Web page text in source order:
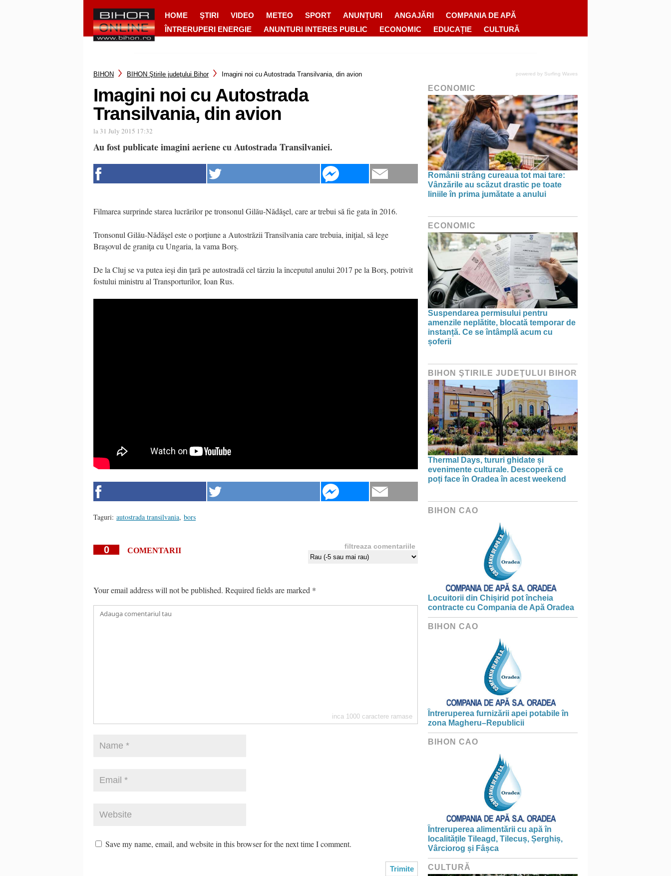
HOME ŞTIRI VIDEO METEO SPORT ANUNȚURI ANGAJĂRI
COMPANIA DE APĂ
ÎNTRERUPERI ENERGIE
ANUNTURI INTERES PUBLIC ECONOMIC EDUCAȚIE CULTURĂ
BIHON BIHON Ştirile judeţului Bihor Imagini noi cu Autostrada Transilvania, din avion
Imagini noi cu Autostrada
Transilvania, din avion
la 31 July 2015 17:32
Au fost publicate imagini aeriene cu Autostrada Transilvaniei.
Filmarea surprinde starea lucrărilor pe tronsonul Gilău-Nădăşel, care ar trebui să fie gata în 2016.
Tronsonul Gilău-Nădăşel este o porțiune a Autostrăzii Transilvania care trebuia, iniţial, să lege
Braşovul de graniţa cu Ungaria, la vama Borş.
De la Cluj se va putea ieşi din ţară pe autostradă cel târziu la începutul anului 2017 pe la Borş, potrivit
fostului ministru al Transporturilor, Ioan Rus.
Taguri: autostrada transilvania, bors
0 COMENTARII filtreaza comentariile
Your email address will not be published. Required fields are marked *
inca 1000 caractere ramase
Save my name, email, and website in this browser for the next time I comment.
powered by Surfing Waves
ECONOMIC
Românii strâng cureaua tot mai tare:
Vânzările au scăzut drastic pe toate
liniile în prima jumătate a anului
ECONOMIC
Suspendarea permisului pentru
amenzile neplătite, blocată temporar de
instanță. Ce se întâmplă acum cu
șoferii
BIHON ŞTIRILE JUDEŢULUI BIHOR
Thermal Days, tururi ghidate și
evenimente culturale. Descoperă ce
poți face în Oradea în acest weekend
BIHON CAO
Locuitorii din Chișirid pot încheia
contracte cu Compania de Apă Oradea
BIHON CAO
Întreruperea furnizării apei potabile în
zona Magheru–Republicii
BIHON CAO
Întreruperea alimentării cu apă în
localitățile Tileagd, Tilecuș, Șerghiș,
Vârciorog și Fâșca
CULTURĂ